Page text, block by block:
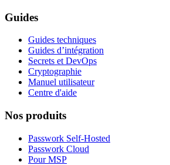
Guides
Guides techniques
Guides d’intégration
Secrets et DevOps
Cryptographie
Manuel utilisateur
Centre d'aide
Nos produits
Passwork Self-Hosted
Passwork Cloud
Pour MSP